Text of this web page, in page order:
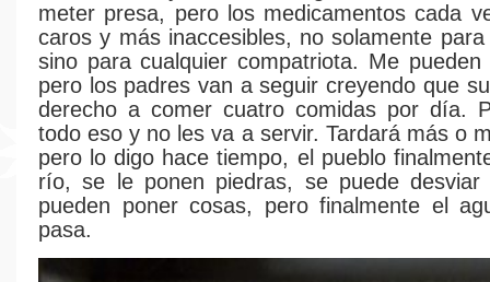
meter presa, pero los medicamentos cada
caros y más inaccesibles, no solamente
sino para cualquier compatriota. Me
pero los padres van a seguir creyendo que
derecho a comer cuatro comidas por día.
todo eso y no les va a servir. Tardará más o
pero lo digo hace tiempo, el pueblo
río, se le ponen piedras, se puede
pueden poner cosas, pero finalmente el
pasa.